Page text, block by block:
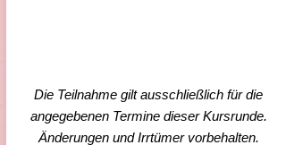
Die Teilnahme gilt ausschließlich für die
angegebenen Termine dieser Kursrunde.
Änderungen und Irrtümer vorbehalten.​